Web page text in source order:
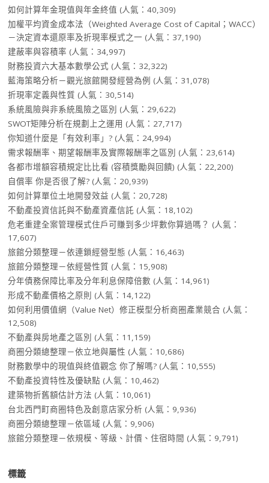
如何計算年金現值與年金終值 (人氣：40,309)
加權平均資金成本法（Weighted Average Cost of Capital；WACC）
－決定資本還原率及折現率模式之一 (人氣：37,190)
建蔽率與容積率 (人氣：34,997)
財務投資六大基本數學公式 (人氣：32,322)
藍海策略分析－觀光旅館開發經營為例 (人氣：31,078)
折現率定義與性質 (人氣：30,514)
系統風險與非系統風險之區別 (人氣：29,622)
SWOT矩陣分析在規劃上之運用 (人氣：27,717)
你知道什麼是「有效利率」? (人氣：24,994)
需求報酬率、期望報酬率及實際報酬率之區別 (人氣：23,614)
各都市增額容積規定比比看 (容積獎勵與回饋) (人氣：22,200)
自償率 你是否很了解? (人氣：20,939)
如何計算單位土地開發效益 (人氣：20,728)
不動產投資信託與不動產資產信託 (人氣：18,102)
危老重建全案管理模式住戶可賺到多少坪數你算過嗎？ (人氣：
17,607)
旅館分類整理－依連鎖經營型態 (人氣：16,463)
旅館分類整理－依經營性質 (人氣：15,908)
分年債務保障比率及分年利息保障倍數 (人氣：14,961)
形成不動產價格之原則 (人氣：14,122)
如何利用價值網（Value Net）修正模型分析商圈產業競合 (人氣：
12,508)
不動產與房地產之區別 (人氣：11,159)
商圈分類總整理－依立地與屬性 (人氣：10,686)
財務數學中的現值與終值觀念 你了解嗎? (人氣：10,555)
不動產投資特性及優缺點 (人氣：10,462)
建築物折舊額估計方法 (人氣：10,061)
台北西門町商圈特色及創意店家分析 (人氣：9,936)
商圈分類總整理－依區域 (人氣：9,906)
旅館分類整理－依規模、等級、計價、住宿時間 (人氣：9,791)
標籤